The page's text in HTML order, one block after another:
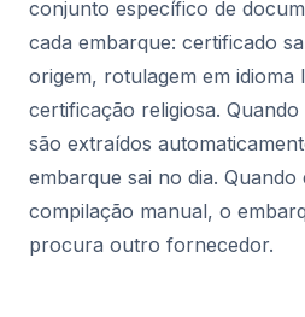
conjunto específico de
cada embarque: certificado
origem, rotulagem em idioma
certificação religiosa.
são extraídos
embarque sai no dia. Quando
compilação manual, o
procura outro fornecedor.